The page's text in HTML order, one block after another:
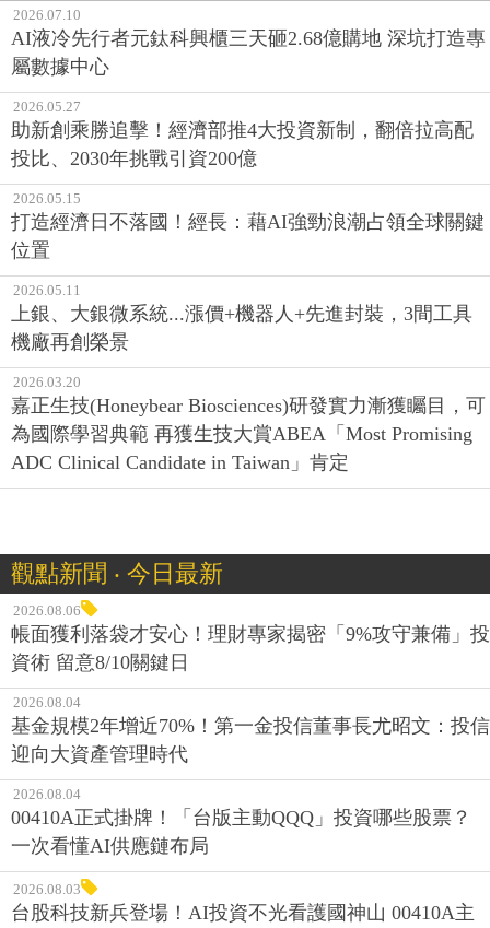
2026.07.10
AI液冷先行者元鈦科興櫃三天砸2.68億購地 深坑打造專
屬數據中心
2026.05.27
助新創乘勝追擊！經濟部推4大投資新制，翻倍拉高配
投比、2030年挑戰引資200億
2026.05.15
打造經濟日不落國！經長：藉AI強勁浪潮占領全球關鍵
位置
2026.05.11
上銀、大銀微系統...漲價+機器人+先進封裝，3間工具
機廠再創榮景
2026.03.20
嘉正生技(Honeybear Biosciences)研發實力漸獲矚目，可
為國際學習典範 再獲生技大賞ABEA「Most Promising
ADC Clinical Candidate in Taiwan」肯定
觀點新聞 ‧ 今日最新
2026.08.06
帳面獲利落袋才安心！理財專家揭密「9%攻守兼備」投
資術 留意8/10關鍵日
2026.08.04
基金規模2年增近70%！第一金投信董事長尤昭文：投信
迎向大資產管理時代
2026.08.04
00410A正式掛牌！「台版主動QQQ」投資哪些股票？
一次看懂AI供應鏈布局
2026.08.03
台股科技新兵登場！AI投資不光看護國神山 00410A主